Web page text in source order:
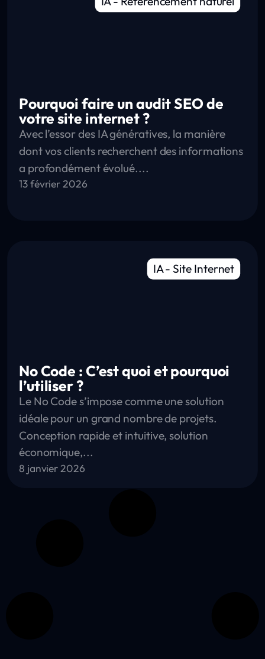
Pourquoi faire un audit SEO de
votre site internet ?
Avec l’essor des IA génératives, la manière
dont vos clients recherchent des informations
a profondément évolué....
13 février 2026
IA- Site Internet
No Code : C’est quoi et pourquoi
l’utiliser ?
Le No Code s’impose comme une solution
idéale pour un grand nombre de projets.
Conception rapide et intuitive, solution
économique,...
8 janvier 2026